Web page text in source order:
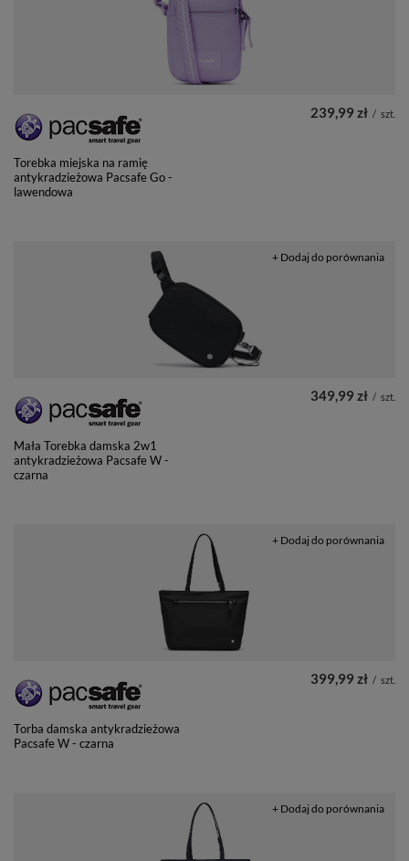
Torebka miejska na ramię
antykradzieżowa Pacsafe Go -
lawendowa
239,99 zł / szt.
Mała Torebka damska 2w1
antykradzieżowa Pacsafe W -
czarna
349,99 zł / szt.
+ Dodaj do porównania
Torba damska antykradzieżowa
Pacsafe W - czarna
399,99 zł / szt.
+ Dodaj do porównania
+ Dodaj do porównania